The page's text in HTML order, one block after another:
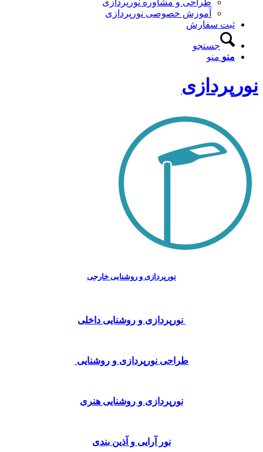
طراحی و مشاوره نورپردازی
آموزش خصوصی نورپردازی
ثبت سفارش
جستجو
منو منو
نورپردازی
نورپردازی و روشنایی خارجی
نورپردازی و روشنایی داخلی
طراحی نورپردازی و روشنایی
نورپردازی و روشنایی هنری
نور آرایی و آذین بندی